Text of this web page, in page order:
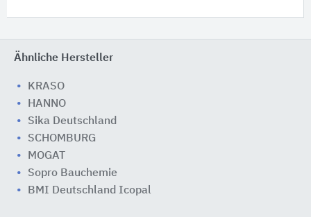
Ähnliche Hersteller
KRASO
HANNO
Sika Deutschland
SCHOMBURG
MOGAT
Sopro Bauchemie
BMI Deutschland Icopal